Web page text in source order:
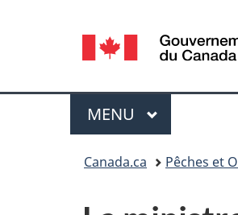
Sélection
de
la
langue
Menu
MENU PRINCIPAL
Canada.ca Pêches et